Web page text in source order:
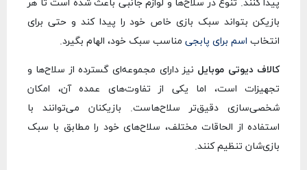
پیدا کنند. تنوع در سلاح‌ها و لوازم جانبی باعث شده است تا هر
بازیکن بتواند سبک بازی خاص خود را پیدا کند و حتی برای
انتخاب اسم برای پابجی مناسب سبک خود، الهام بگیرد.
کالاف دیوتی موبایل نیز دارای مجموعه‌ای گسترده از سلاح‌ها و
تجهیزات است، اما یکی از تفاوت‌های عمده آن، امکان
شخصی‌سازی دقیق‌تر سلاح‌هاست. بازیکنان می‌توانند با
استفاده از الحاقات مختلف، سلاح‌های خود را مطابق با سبک
بازی‌شان تنظیم کنند.